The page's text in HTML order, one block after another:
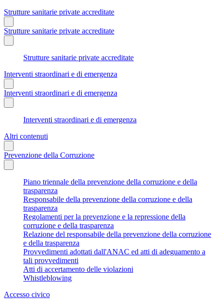
Strutture sanitarie private accreditate
Strutture sanitarie private accreditate
Strutture sanitarie private accreditate
Interventi straordinari e di emergenza
Interventi straordinari e di emergenza
Interventi straordinari e di emergenza
Altri contenuti
Prevenzione della Corruzione
Piano triennale della prevenzione della corruzione e della
trasparenza
Responsabile della prevenzione della corruzione e della
trasparenza
Regolamenti per la prevenzione e la repressione della
corruzione e della trasparenza
Relazione del responsabile della prevenzione della corruzione
e della trasparenza
Provvedimenti adottati dall'ANAC ed atti di adeguamento a
tali provvedimenti
Atti di accertamento delle violazioni
Whistleblowing
Accesso civico